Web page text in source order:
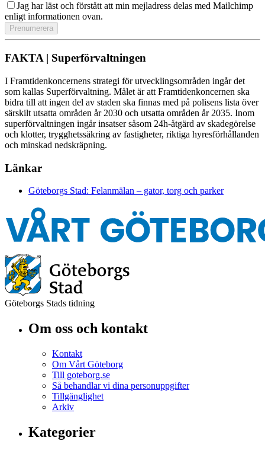
Jag har läst och förstått att min mejladress delas med Mailchimp
enligt informationen ovan.
FAKTA | Superförvaltningen
I Framtidenkoncernens strategi för utvecklingsområden ingår det
som kallas Superförvaltning. Målet är att Framtidenkoncernen ska
bidra till att ingen del av staden ska finnas med på polisens lista över
särskilt utsatta områden år 2030 och utsatta områden år 2035. Inom
superförvaltningen ingår insatser såsom 24h-åtgärd av skadegörelse
och klotter, trygghetssäkring av fastigheter, riktiga hyresförhållanden
och minskad nedskräpning.
Länkar
Göteborgs Stad: Felanmälan – gator, torg och parker
Göteborgs Stads tidning
Om oss och kontakt
Kontakt
Om Vårt Göteborg
Till goteborg.se
Så behandlar vi dina personuppgifter
Tillgänglighet
Arkiv
Kategorier